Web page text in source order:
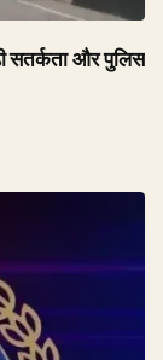
सतर्कता और पुलिस